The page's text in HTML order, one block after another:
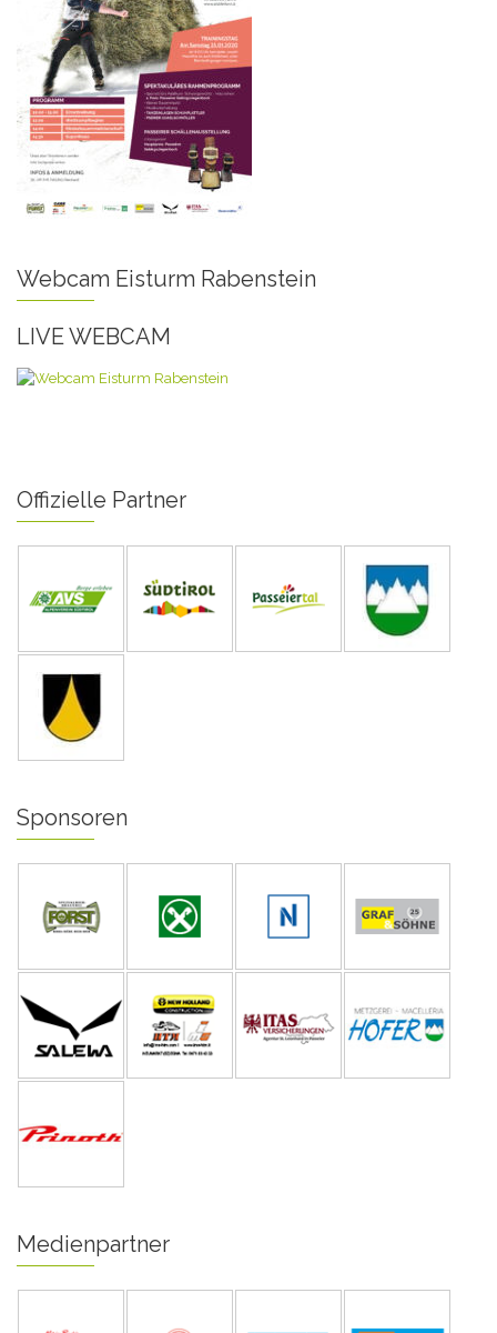
Webcam Eisturm Rabenstein
LIVE WEBCAM
Offizielle Partner
Sponsoren
Medienpartner